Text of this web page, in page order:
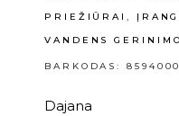
PRIEŽIŪRAI ,
VANDENS
BARKODAS:
Dajana